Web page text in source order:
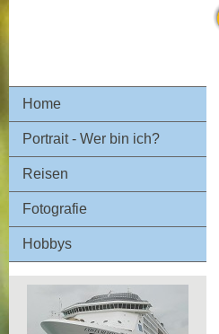
Home
Portrait - Wer bin ich?
Reisen
Fotografie
Hobbys